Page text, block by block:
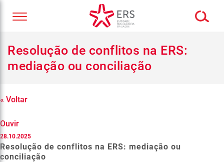
Resolução de conflitos na ERS:
mediação ou conciliação
« Voltar
Ouvir
28.10.2025
Resolução de conflitos na ERS: mediação ou
conciliação